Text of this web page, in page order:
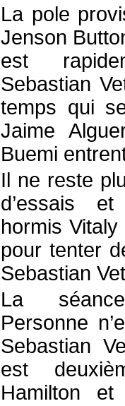
La pole
Jenson
est
Sebastian
temps qui
Jaime
Buemi
Il ne reste
d’essais
hormis
pour tenter
Sebastian
La
Personne
Sebastian
est
Hamilton